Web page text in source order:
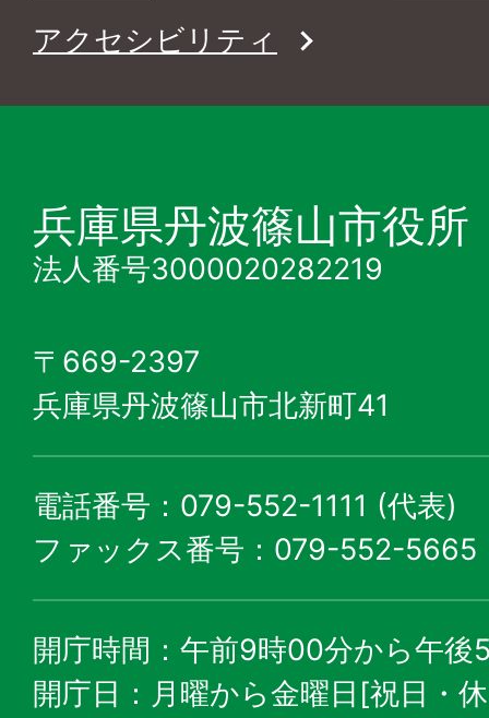
アクセシビリティ
兵庫県丹波篠山市役所
法人番号3000020282219
〒669-2397
兵庫県丹波篠山市北新町41
電話番号：079-552-1111 (代表)
ファックス番号：079-552-5665
開庁時間：午前9時00分から午後
開庁日：月曜から金曜日[祝日・